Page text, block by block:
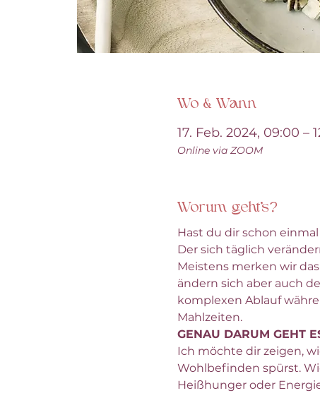
Wo & Wann
17. Feb. 2024, 09:00 –
Online via ZOOM
Worum geht's?
Hast du dir schon
Der sich täglich
Meistens merken wir
ändern sich aber auch
komplexen Ablauf
Mahlzeiten.
GENAU DARUM GEHT
Ich möchte dir zeigen,
Wohlbefinden spürst.
Heißhunger oder